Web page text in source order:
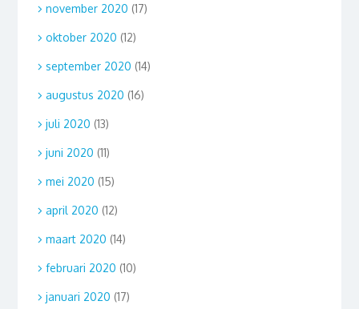
november 2020 (17)
oktober 2020 (12)
september 2020 (14)
augustus 2020 (16)
juli 2020 (13)
juni 2020 (11)
mei 2020 (15)
april 2020 (12)
maart 2020 (14)
februari 2020 (10)
januari 2020 (17)